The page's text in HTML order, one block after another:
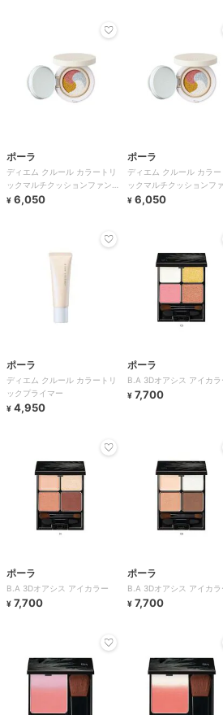
ポーラ
ディエム クルール カラートリ
ックマルチクッションファンデ
ーション
¥ 6,050
ポーラ
ディエム クルール カラー
ックマルチクッションファ
ーション
¥ 6,050
ポーラ
ディエム クルール カラートリ
ックプライマー
¥ 4,950
ポーラ
B.A 3Dオアシス アイカラ
¥ 7,700
ポーラ
B.A 3Dオアシス アイカラー
¥ 7,700
ポーラ
B.A 3Dオアシス アイカラ
¥ 7,700